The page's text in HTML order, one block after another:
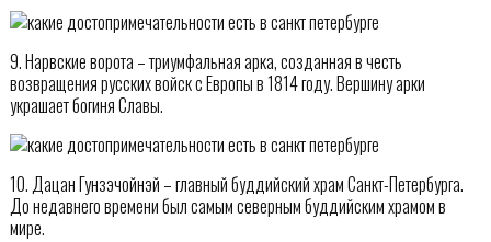
9. Нарвские ворота – триумфальная арка, созданная в честь
возвращения русских войск с Европы в 1814 году. Вершину арки
украшает богиня Славы.
10. Дацан Гунзэчойнэй – главный буддийский храм Санкт-Петербурга.
До недавнего времени был самым северным буддийским храмом в
мире.